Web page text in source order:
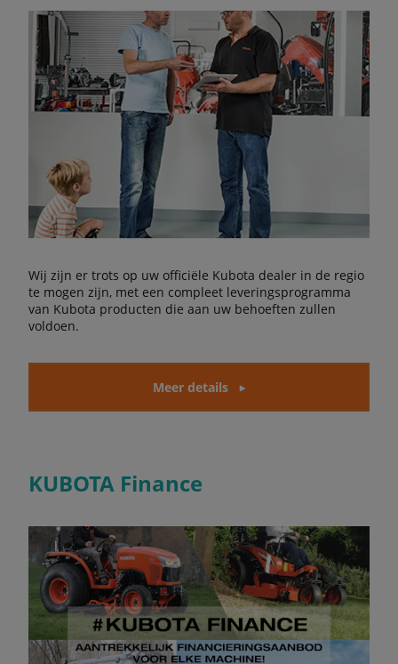
Wij zijn er trots op uw officiële Kubota dealer in de regio
te mogen zijn, met een compleet leveringsprogramma
van Kubota producten die aan uw behoeften zullen
voldoen.
Meer details
KUBOTA Finance